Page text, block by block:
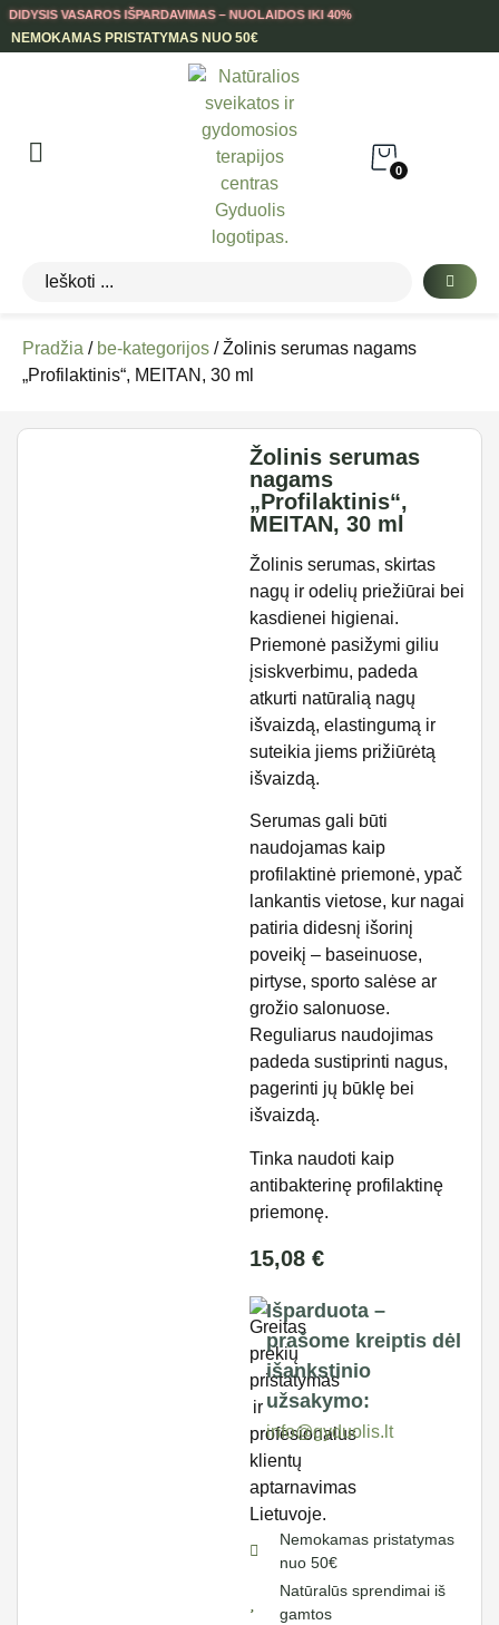
DIDYSIS VASAROS IŠPARDAVIMAS – NUOLAIDOS IKI 40%
NEMOKAMAS PRISTATYMAS NUO 50€
0
Pradžia / be-kategorijos / Žolinis serumas nagams
„Profilaktinis“, MEITAN, 30 ml
Žolinis serumas
nagams
„Profilaktinis“,
MEITAN, 30 ml
Žolinis serumas, skirtas
nagų ir odelių priežiūrai bei
kasdienei higienai.
Priemonė pasižymi giliu
įsiskverbimu, padeda
atkurti natūralią nagų
išvaizdą, elastingumą ir
suteikia jiems prižiūrėtą
išvaizdą.
Serumas gali būti
naudojamas kaip
profilaktinė priemonė, ypač
lankantis vietose, kur nagai
patiria didesnį išorinį
poveikį – baseinuose,
pirtyse, sporto salėse ar
grožio salonuose.
Reguliarus naudojimas
padeda sustiprinti nagus,
pagerinti jų būklę bei
išvaizdą.
Tinka naudoti kaip
antibakterinę profilaktinę
priemonę.
15,08 €
Išparduota –
prašome kreiptis dėl
išankstinio
užsakymo:
info@gyduolis.lt
Nemokamas pristatymas
nuo 50€
Natūralūs sprendimai iš
gamtos